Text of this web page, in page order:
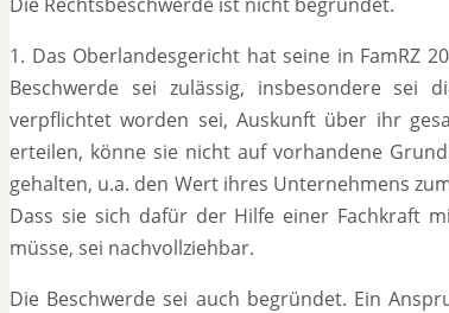
1. Das Oberlandesgericht hat seine in FamRZ
Beschwerde sei zulässig, insbesondere
verpflichtet worden sei, Auskunft über ihr
erteilen, könne sie nicht auf vorhandene
gehalten, u.a. den Wert ihres Unternehmens
Dass sie sich dafür der Hilfe einer Fachkraft
müsse, sei nachvollziehbar.
Die Beschwerde sei auch begründet. Ein